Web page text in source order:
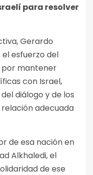
para resolver
Gerardo
esfuerzo del
por mantener
con Israel,
diálogo y de los
adecuada
de esa nación en
Alkhaledi, el
de ese